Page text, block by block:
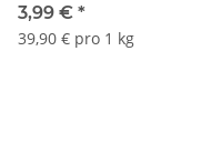
3,99 € *
39,90 € pro 1 kg